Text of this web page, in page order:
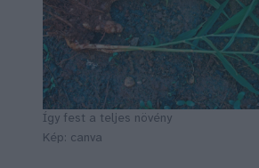
Így fest a teljes növény
Kép: canva